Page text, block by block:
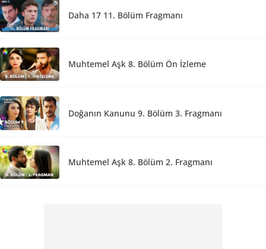
Daha 17 11. Bölüm Fragmanı
Muhtemel Aşk 8. Bölüm Ön İzleme
Doğanın Kanunu 9. Bölüm 3. Fragmanı
Muhtemel Aşk 8. Bölüm 2. Fragmanı